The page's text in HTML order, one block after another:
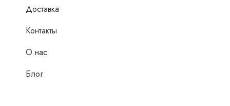
Доставка
Контакты
О нас
Блог